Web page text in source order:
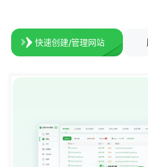
快速创建/管理网站